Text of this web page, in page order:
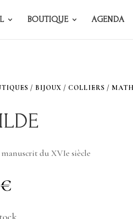
BOUTIQUE AGENDA
/ BIJOUX / COLLIERS /
du XVIe siècle
€